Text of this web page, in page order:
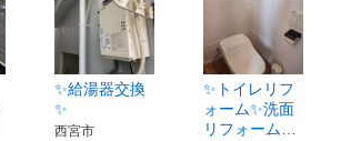
✨給湯器交換
✨
西宮市
✨トイレリフ
ォーム✨洗面
リフォーム…